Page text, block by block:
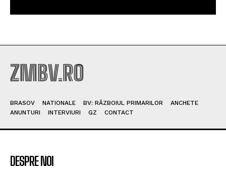
ZMBV.RO
BRASOV NATIONALE BV: RĂZBOIUL PRIMARILOR
ANCHETE
ANUNTURI
INTERVIURI GZ CONTACT
DESPRE NOI